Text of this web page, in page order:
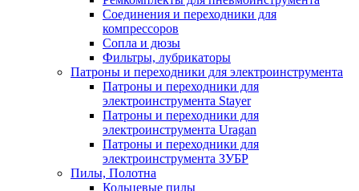
Соединения и переходники для
компрессоров
Сопла и дюзы
Фильтры, лубрикаторы
Патроны и переходники для электроинструмента
Патроны и переходники для
электроинструмента Stayer
Патроны и переходники для
электроинструмента Uragan
Патроны и переходники для
электроинструмента ЗУБР
Пилы, Полотна
Кольцевые пилы